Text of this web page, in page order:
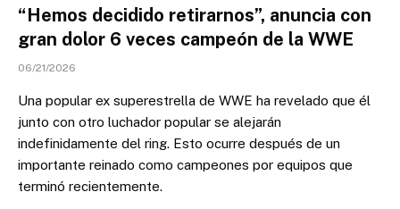
“Hemos decidido retirarnos”, anuncia con
gran dolor 6 veces campeón de la WWE
06/21/2026
Una popular ex superestrella de WWE ha revelado que él
junto con otro luchador popular se alejarán
indefinidamente del ring. Esto ocurre después de un
importante reinado como campeones por equipos que
terminó recientemente.